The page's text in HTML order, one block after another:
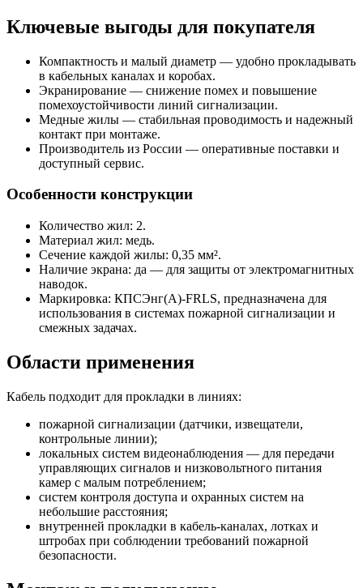
Ключевые выгоды для покупателя
Компактность и малый диаметр — удобно прокладывать
в кабельных каналах и коробах.
Экранирование — снижение помех и повышение
помехоустойчивости линий сигнализации.
Медные жилы — стабильная проводимость и надежный
контакт при монтаже.
Производитель из России — оперативные поставки и
доступный сервис.
Особенности конструкции
Количество жил: 2.
Материал жил: медь.
Сечение каждой жилы: 0,35 мм².
Наличие экрана: да — для защиты от электромагнитных
наводок.
Маркировка: КПСЭнг(A)-FRLS, предназначена для
использования в системах пожарной сигнализации и
смежных задачах.
Области применения
Кабель подходит для прокладки в линиях:
пожарной сигнализации (датчики, извещатели,
контрольные линии);
локальных систем видеонаблюдения — для передачи
управляющих сигналов и низковольтного питания
камер с малым потреблением;
систем контроля доступа и охранных систем на
небольшие расстояния;
внутренней прокладки в кабель-каналах, лотках и
штробах при соблюдении требований пожарной
безопасности.